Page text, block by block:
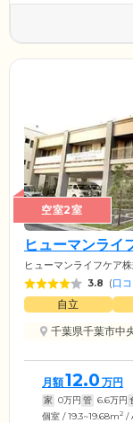
空室2室
ヒューマンライ
ヒューマンライフケア
3.8 (口
自立
千葉県千葉市中
月額12.0 万円
家 0万円 管 6.6万円
個室 / 19.3~19.68m2 /